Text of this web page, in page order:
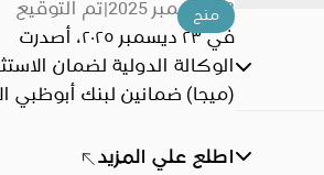
منح23 ديسمبر 2025 تم التوقيع
في ٢٣ ديسمبر ٢٠٢٥، أصدرت
الوكالة الدولية لضمان
(ميجا) ضمانين لبنك أبوظبي
لتغطية استثماراته
اطلع علي المزيد